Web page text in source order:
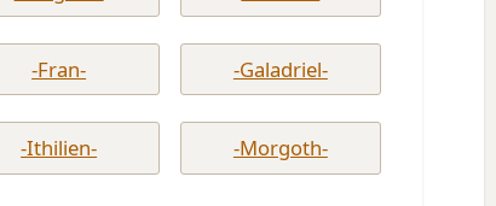
-Fran- -Galadriel-
-Ithilien- -Morgoth-